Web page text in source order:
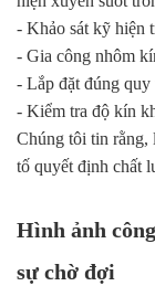
- Khảo sát kỹ hiện
- Gia công nhôm
- Lắp đặt đúng
- Kiểm tra độ kín
Chúng tôi tin rằng,
tố quyết định chất
Hình ảnh
sự chờ đợi